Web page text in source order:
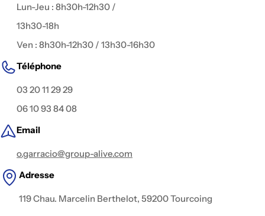
Lun-Jeu : 8h30h-12h30 /
13h30-18h
Ven : 8h30h-12h30 / 13h30-16h30
Téléphone
03 20 11 29 29
06 10 93 84 08
Email
o.garracio@group-alive.com
Adresse
119 Chau. Marcelin Berthelot, 59200 Tourcoing